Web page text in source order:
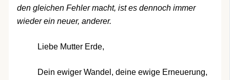
den gleichen Fehler macht, ist es dennoch immer
wieder ein neuer, anderer.
Liebe Mutter Erde,
Dein ewiger Wandel, deine ewige Erneuerung,